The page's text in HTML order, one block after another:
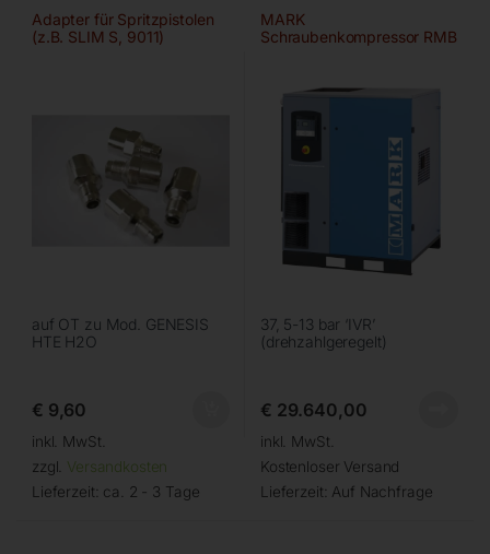
Adapter für Spritzpistolen
(z.B. SLIM S, 9011)
auf OT zu Mod. GENESIS
HTE H2O
€ 9,60
inkl. MwSt.
zzgl. Versandkosten
Lieferzeit: ca. 2 - 3 Tage
MARK
Schraubenkompressor RMB
37, 5-13 bar ‘IVR’
(drehzahlgeregelt)
€ 29.640,00
inkl. MwSt.
Kostenloser Versand
Lieferzeit: Auf Nachfrage